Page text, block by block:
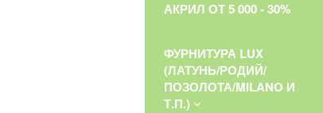
АКРИЛ ОТ 5 000 - 30%
ФУРНИТУРА LUX
(ЛАТУНЬ/РОДИЙ/
ПОЗОЛОТА/MILANO И
Т.П.)